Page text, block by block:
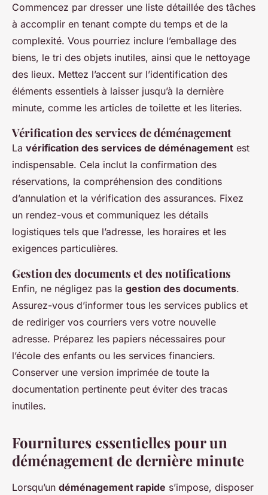
Commencez par dresser une liste détaillée des tâches
à accomplir en tenant compte du temps et de la
complexité. Vous pourriez inclure l’emballage des
biens, le tri des objets inutiles, ainsi que le nettoyage
des lieux. Mettez l’accent sur l’identification des
éléments essentiels à laisser jusqu’à la dernière
minute, comme les articles de toilette et les literies.
Vérification des services de déménagement
La vérification des services de déménagement est
indispensable. Cela inclut la confirmation des
réservations, la compréhension des conditions
d’annulation et la vérification des assurances. Fixez
un rendez-vous et communiquez les détails
logistiques tels que l’adresse, les horaires et les
exigences particulières.
Gestion des documents et des notifications
Enfin, ne négligez pas la gestion des documents.
Assurez-vous d’informer tous les services publics et
de rediriger vos courriers vers votre nouvelle
adresse. Préparez les papiers nécessaires pour
l’école des enfants ou les services financiers.
Conserver une version imprimée de toute la
documentation pertinente peut éviter des tracas
inutiles.
Fournitures essentielles pour un
déménagement de dernière minute
Lorsqu’un déménagement rapide s’impose, disposer